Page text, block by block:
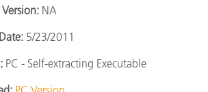
NA
5/23/2011
PC - Self-extracting Executable